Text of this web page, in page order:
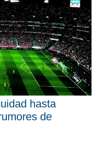
hasta
de